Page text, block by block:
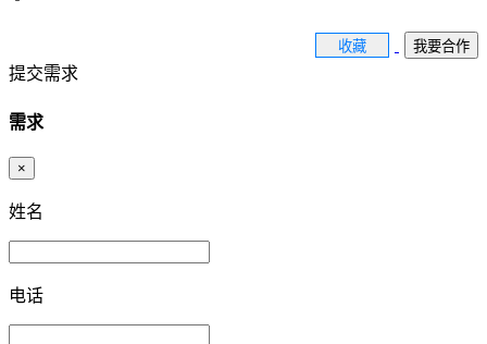
收藏 我要合作
提交需求
需求
×
姓名
电话